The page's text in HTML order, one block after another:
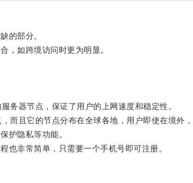
的部分。
如跨境访问时更为明显。
器节点，保证了用户的上网速度和稳定性。
且它的节点分布在全球各地，用户即使在境外，
护隐私等功能。
非常简单，只需要一个手机号即可注册。